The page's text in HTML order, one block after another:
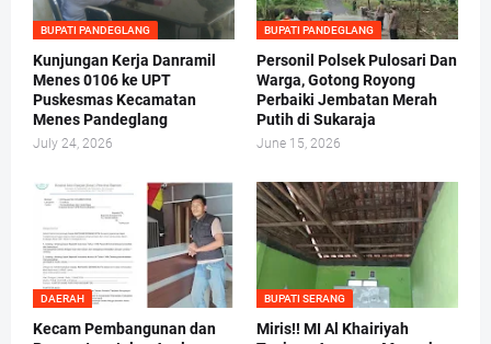
BUPATI PANDEGLANG
Kunjungan Kerja Danramil
Menes 0106 ke UPT
Puskesmas Kecamatan
Menes Pandeglang
July 24, 2026
BUPATI PANDEGLANG
Personil Polsek Pulosari Dan
Warga, Gotong Royong
Perbaiki Jembatan Merah
Putih di Sukaraja
June 15, 2026
DAERAH
Kecam Pembangunan dan
BUPATI SERANG
Miris!! MI Al Khairiyah